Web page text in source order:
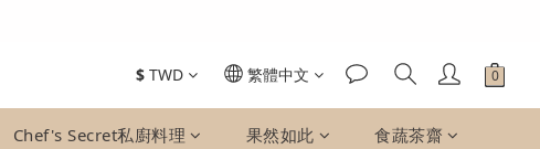
$ TWD 繁體中文
Chef's Secret私廚料理 果然如此 食蔬茶齋